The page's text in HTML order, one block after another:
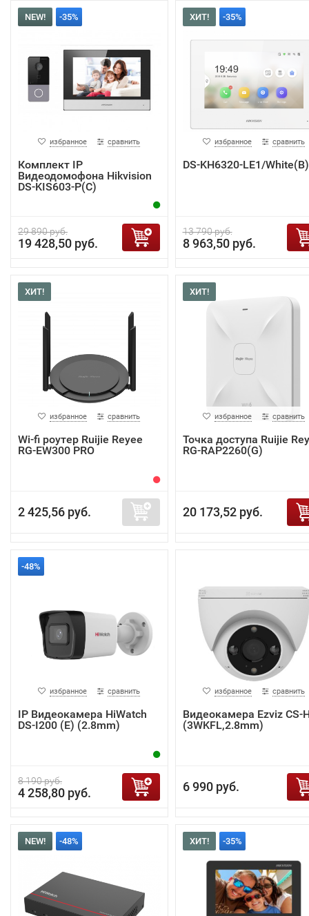
NEW! -35%
избранное сравнить
Комплект IP
Видеодомофона Hikvision
DS-KIS603-P(C)
29 890 руб.
19 428,50 руб.
ХИТ! -35%
избранное сравнить
DS-KH6320-LE1/White(B)
13 790 руб.
8 963,50 руб.
ХИТ!
избранное сравнить
Wi-fi роутер Ruijie Reyee
RG-EW300 PRO
2 425,56 руб.
ХИТ!
избранное сравнить
Точка доступа Ruijie
RG-RAP2260(G)
20 173,52 руб.
-48%
избранное сравнить
IP Видеокамера HiWatch
DS-I200 (E) (2.8mm)
8 190 руб.
4 258,80 руб.
избранное сравнить
Видеокамера Ezviz CS-
(3WKFL,2.8mm)
6 990 руб.
NEW! -48% ХИТ! -35%